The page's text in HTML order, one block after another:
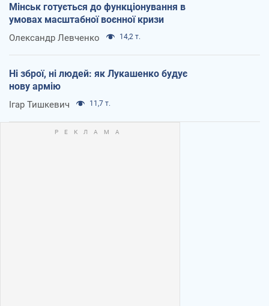
Мінськ готується до функціонування в
умовах масштабної воєнної кризи
Олександр Левченко 14,2 т.
Ні зброї, ні людей: як Лукашенко будує
нову армію
Ігар Тишкевич 11,7 т.